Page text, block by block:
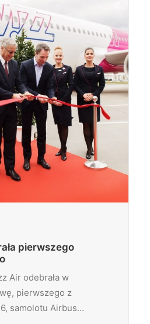
pierwszego
Air odebrała w
pierwszego z
samolotu Airbus…